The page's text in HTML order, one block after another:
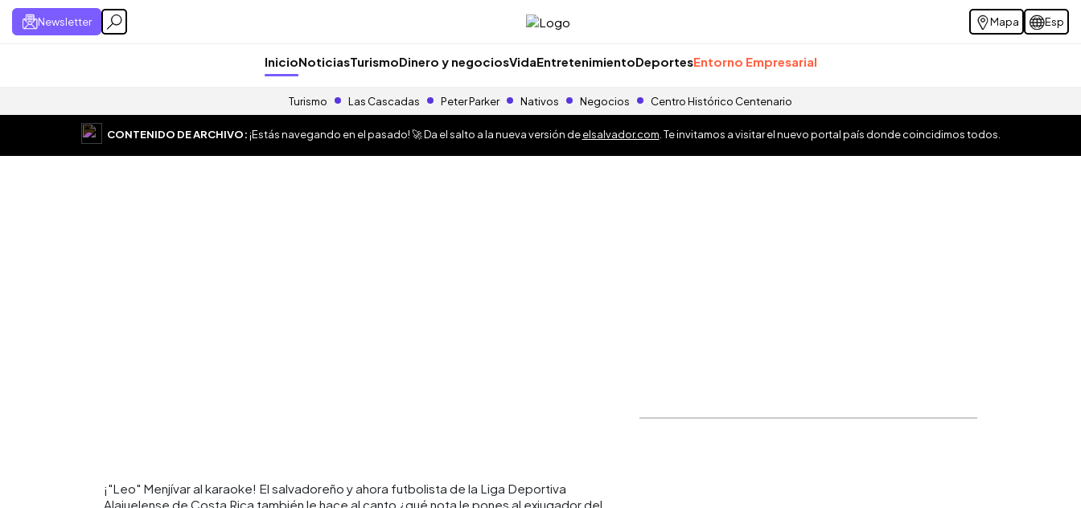
Newsletter Mapa Esp
InicioNoticiasTurismoDinero y negociosVidaEntretenimientoDeportesEntorno Empresarial
Turismo Las Cascadas Peter Parker Nativos Negocios Centro Histórico Centenario
CONTENIDO DE ARCHIVO:¡Estás navegando en el pasado! 🚀 Da el salto a la nueva versión deelsalvador.com . Te invitamos a visitar el nuevo portal país donde coincidimos todos.
¡"Leo" Menjívar al karaoke! El salvadoreño y ahora futbolista de la Liga Deportiva
Alajuelense de Costa Rica también le hace al canto ¿qué nota le pones al exjugador del